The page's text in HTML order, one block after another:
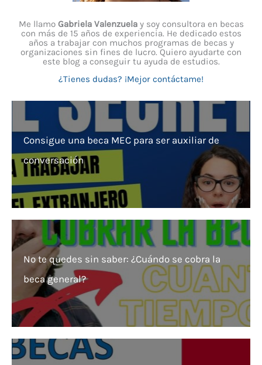
Me llamo Gabriela Valenzuelay soy consultora en becas
con más de 15 años de experiencia. He dedicado estos
años a trabajar con muchos programas de becas y
organizaciones sin fines de lucro. Quiero ayudarte con
este blog a conseguir tu ayuda de estudios.
¿Tienes dudas? ¡Mejor contáctame!
Consigue una beca MEC para ser auxiliar de
conversación
No te quedes sin saber: ¿Cuándo se cobra la
beca general?